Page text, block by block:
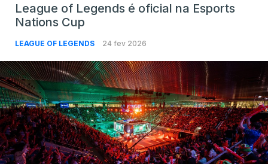
League of Legends é oficial na Esports
Nations Cup
LEAGUE OF LEGENDS 24 fev 2026